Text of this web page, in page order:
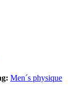
Men´s physique